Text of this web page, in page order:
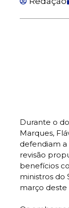
Durante o
Marques,
defendiam a
revisão
benefícios
ministros do
março deste